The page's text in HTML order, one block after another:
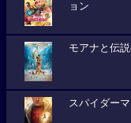
ョン
モアナと伝説
スパイダー